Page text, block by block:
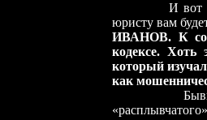
И вот его
юристу вам
ИВАНОВ. К
кодексе.
который
как
Бывшие